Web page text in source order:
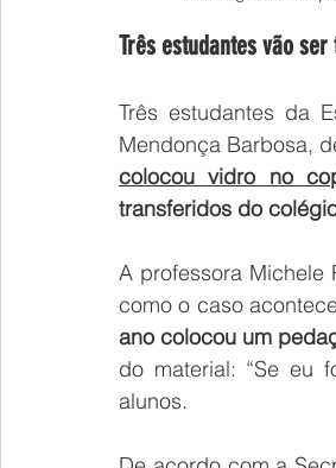
Três estudantes vão
Três estudantes da
Mendonça Barbosa,
colocou vidro no
transferidos do
A professora Michele
como o caso
ano colocou um
do material: “Se eu
alunos.